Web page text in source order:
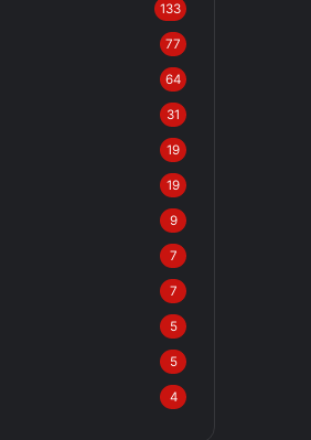
133
77
64
31
19
19
9
7
7
5
5
4